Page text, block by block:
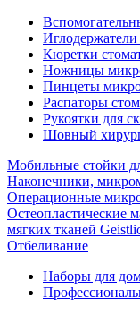
Кюретки
Ножницы
Пинцеты
Распаторы
Рукоятки для
Шовный
Мобильные стойки
Наконечники,
Операционные
Остеопластические
мягких тканей
Отбеливание
Наборы для